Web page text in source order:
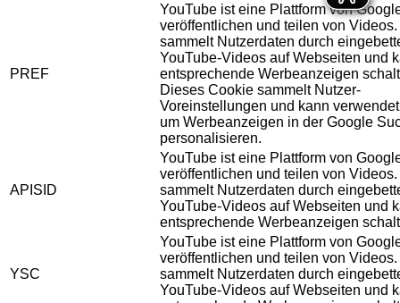
PREF
YouTube ist eine Plattform von
veröffentlichen und teilen von
sammelt Nutzerdaten durch
YouTube-Videos auf Webseiten und
entsprechende Werbeanzeigen
Dieses Cookie sammelt Nutzer-
Voreinstellungen und kann
um Werbeanzeigen in der Google
personalisieren.
APISID
YouTube ist eine Plattform von
veröffentlichen und teilen von
sammelt Nutzerdaten durch
YouTube-Videos auf Webseiten und
entsprechende Werbeanzeigen
YSC
YouTube ist eine Plattform von
veröffentlichen und teilen von
sammelt Nutzerdaten durch
YouTube-Videos auf Webseiten und